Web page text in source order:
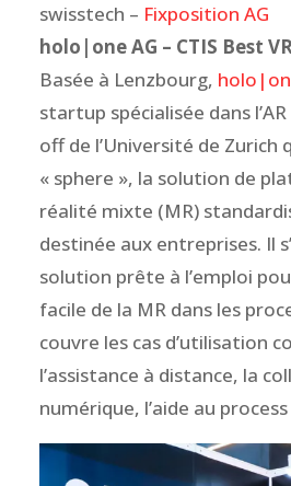
swisstech – Fixposition AG
holo|one AG – CTIS Best
Basée à Lenzbourg,
startup spécialisée dans
off de l’Université de Zurich
« sphere », la solution de
réalité mixte (MR)
destinée aux entreprises. Il
solution prête à l’emploi
facile de la MR dans les
couvre les cas d’utilisation
l’assistance à distance, la
numérique, l’aide au